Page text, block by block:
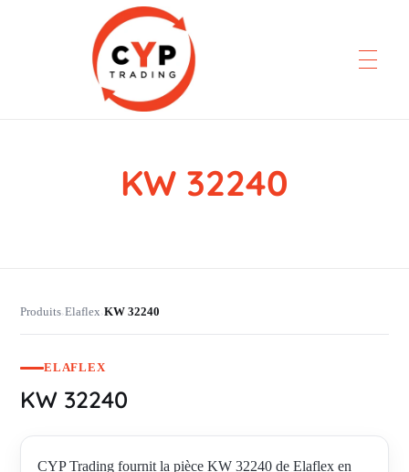
CYP TradingKW 32240
Produits›Elaflex›KW 32240
ELAFLEX
KW 32240
CYP Trading fournit la pièce KW 32240 de Elaflex en